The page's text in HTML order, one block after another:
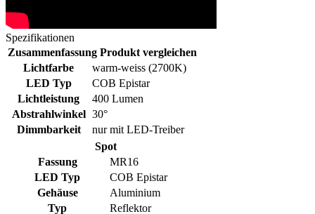
Spezifikationen
Zusammenfassung Produkt vergleichen
Lichtfarbe
warm-weiss (2700K)
LED Typ
COB Epistar
Lichtleistung
400 Lumen
Abstrahlwinkel 30°
Dimmbarkeit
nur mit LED-Treiber
Spot
Fassung
MR16
LED Typ
COB Epistar
Gehäuse
Aluminium
Typ
Reflektor